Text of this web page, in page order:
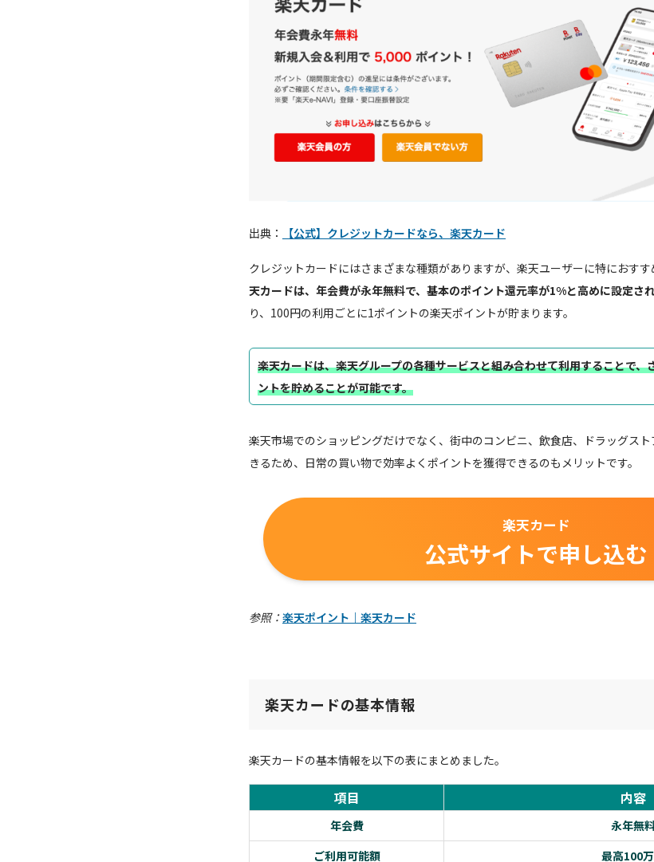
出典： 【公式】クレジットカードなら、楽天カード
クレジットカードにはさまざまな種類がありますが、楽天ユーザーに特におすす
天カードは、年会費が永年無料で、基本のポイント還元率が1%と高めに設定さ
り、100円の利用ごとに1ポイントの楽天ポイントが貯まります。
楽天カードは、楽天グループの各種サービスと組み合わせて利用することで、
ントを貯めることが可能です。
楽天市場でのショッピングだけでなく、街中のコンビニ、飲食店、ドラッグス
きるため、日常の買い物で効率よくポイントを獲得できるのもメリットです。
楽天カード
公式サイトで申し込む
参照：楽天ポイント｜楽天カード
楽天カードの基本情報
楽天カードの基本情報を以下の表にまとめました。
項目 内容
年会費
永年無
ご利用可能額
最高100